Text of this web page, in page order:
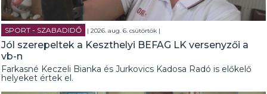
SPORT - SZABADIDŐ | 2026. aug. 6. csütörtök |
Jól szerepeltek a Keszthelyi BEFAG LK versenyzői a
vb-n
Farkasné Keczeli Bianka és Jurkovics Kadosa Radó is előkelő
helyeket értek el.